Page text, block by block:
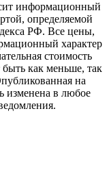
информационный
определяемой
РФ. Все цены,
характер
стоимость
как меньше, так
на
изменена в любое